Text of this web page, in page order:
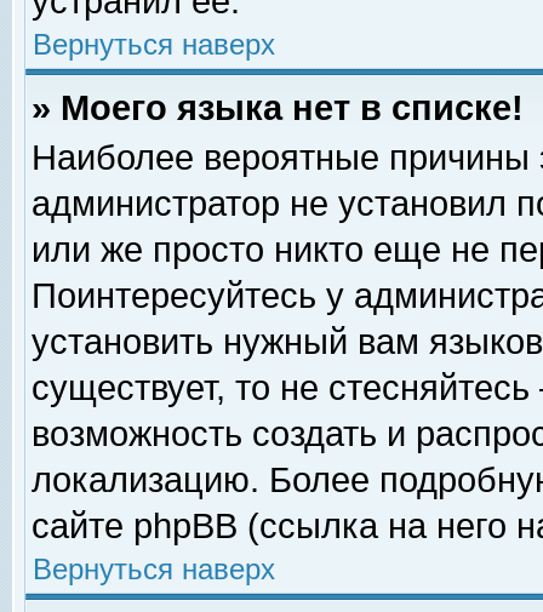
Вернуться наверх
» Моего языка нет в списке!
Наиболее вероятные причины
администратор не установил
или же просто никто еще не
Поинтересуйтесь у
установить нужный вам
существует, то не
возможность создать и
локализацию. Более
сайте phpBB (ссылка на него
Вернуться наверх